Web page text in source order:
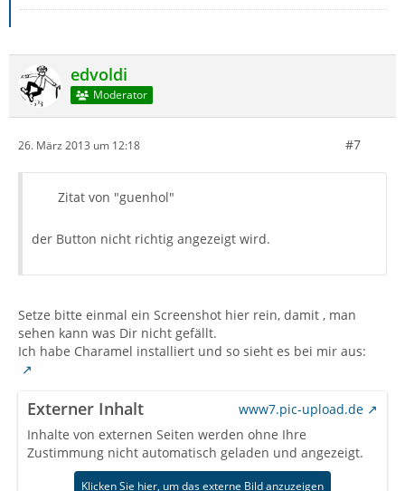
edvoldi
Moderator
26. März 2013 um 12:18 #7
Zitat von "guenhol"
der Button nicht richtig angezeigt wird.
Setze bitte einmal ein Screenshot hier rein, damit , man
sehen kann was Dir nicht gefällt.
Ich habe Charamel installiert und so sieht es bei mir aus:
Externer Inhalt
www7.pic-upload.de
Inhalte von externen Seiten werden ohne Ihre
Zustimmung nicht automatisch geladen und angezeigt.
Klicken Sie hier, um das externe Bild anzuzeigen